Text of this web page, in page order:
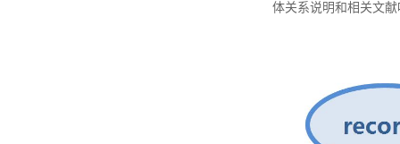
体关系说明和相关文